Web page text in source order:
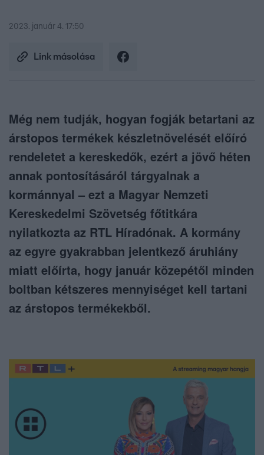
2023. január 4. 17:50
Link másolása
Még nem tudják, hogyan fogják betartani az
árstopos termékek készletnövelését előíró
rendeletet a kereskedők, ezért a jövő héten
annak pontosításáról tárgyalnak a
kormánnyal – ezt a Magyar Nemzeti
Kereskedelmi Szövetség főtitkára
nyilatkozta az RTL Híradónak. A kormány
az egyre gyakrabban jelentkező áruhiány
miatt előírta, hogy január közepétől minden
boltban kétszeres mennyiséget kell tartani
az árstopos termékekből.